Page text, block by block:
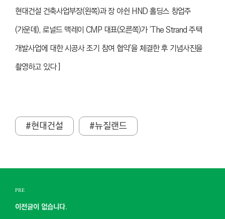
현대건설 건축사업부장(왼쪽)과 장 야쉰 HND 홀딩스 창업주
(가운데), 로널드 맥레이 CMP 대표(오른쪽)가 ‘The Strand 주택
개발사업에 대한 시공사 조기 참여 협약’을 체결한 후 기념사진을
촬영하고 있다 ]
#현대건설 #뉴질랜드
PRE
이전글이 없습니다.